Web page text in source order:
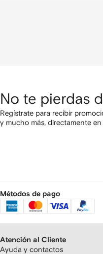
No te pierdas
Regístrate para recibir
y mucho más, directamente
Métodos de pago
Atención al Cliente
Ayuda y contactos